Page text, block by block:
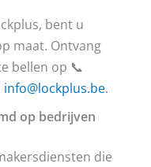
bent u
maat. Ontvang
bellen op 📞
info@lockplus.be.
op bedrijven
die